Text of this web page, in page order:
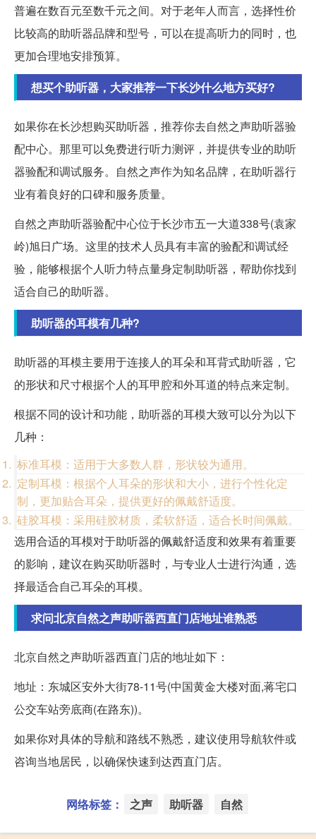
普遍在数百元至数千元之间。对于老年人而言，选择性价
比较高的助听器品牌和型号，可以在提高听力的同时，也
更加合理地安排预算。
想买个助听器，大家推荐一下长沙什么地方买好?
如果你在长沙想购买助听器，推荐你去自然之声助听器验
配中心。那里可以免费进行听力测评，并提供专业的助听
器验配和调试服务。自然之声作为知名品牌，在助听器行
业有着良好的口碑和服务质量。
自然之声助听器验配中心位于长沙市五一大道338号(袁家
岭)旭日广场。这里的技术人员具有丰富的验配和调试经
验，能够根据个人听力特点量身定制助听器，帮助你找到
适合自己的助听器。
助听器的耳模有几种?
助听器的耳模主要用于连接人的耳朵和耳背式助听器，它
的形状和尺寸根据个人的耳甲腔和外耳道的特点来定制。
根据不同的设计和功能，助听器的耳模大致可以分为以下
几种：
标准耳模：适用于大多数人群，形状较为通用。
定制耳模：根据个人耳朵的形状和大小，进行个性化定
制，更加贴合耳朵，提供更好的佩戴舒适度。
硅胶耳模：采用硅胶材质，柔软舒适，适合长时间佩戴。
选用合适的耳模对于助听器的佩戴舒适度和效果有着重要
的影响，建议在购买助听器时，与专业人士进行沟通，选
择最适合自己耳朵的耳模。
求问北京自然之声助听器西直门店地址谁熟悉
北京自然之声助听器西直门店的地址如下：
地址：东城区安外大街78-11号(中国黄金大楼对面,蒋宅口
公交车站旁底商(在路东))。
如果你对具体的导航和路线不熟悉，建议使用导航软件或
咨询当地居民，以确保快速到达西直门店。
网络标签： 之声 助听器 自然